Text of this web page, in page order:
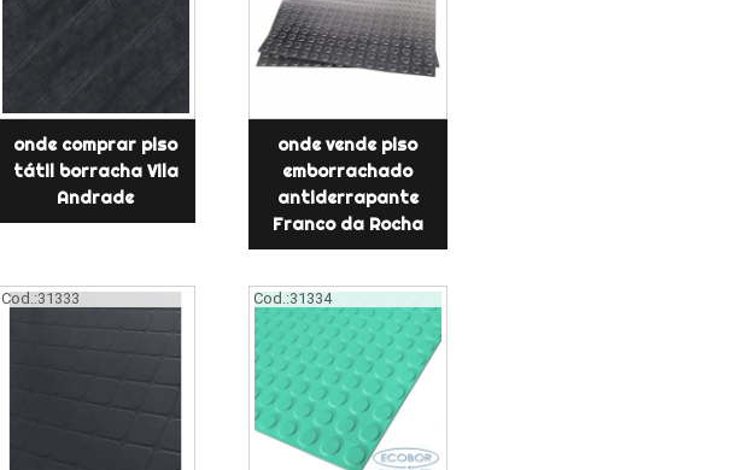
onde comprar piso
tátil borracha Vila
Andrade
onde vende piso
emborrachado
antiderrapante
Franco da Rocha
Cod.:31333 Cod.:31334